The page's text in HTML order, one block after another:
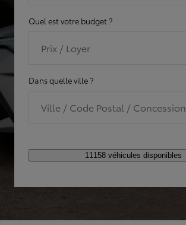
Quel est votre budget ?
Prix / Loyer
Dans quelle ville ?
Ville / Code Postal / Concession
11158 véhicules disponibles